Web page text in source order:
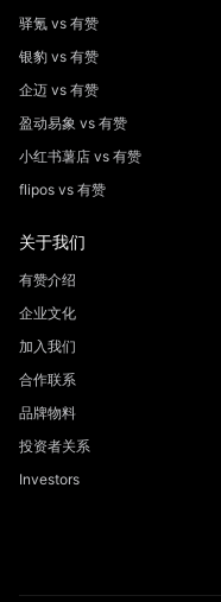
驿氪 vs 有赞
银豹 vs 有赞
企迈 vs 有赞
盈动易象 vs 有赞
小红书薯店 vs 有赞
flipos vs 有赞
关于我们
有赞介绍
企业文化
加入我们
合作联系
品牌物料
投资者关系
Investors